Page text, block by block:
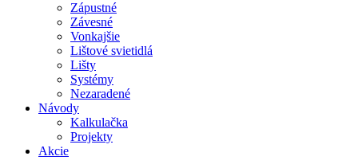
Zápustné
Závesné
Vonkajšie
Lištové svietidlá
Lišty
Systémy
Nezaradené
Návody
Kalkulačka
Projekty
Akcie